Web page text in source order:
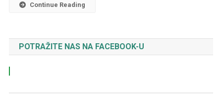
Continue Reading
POTRAŽITE NAS NA FACEBOOK-U